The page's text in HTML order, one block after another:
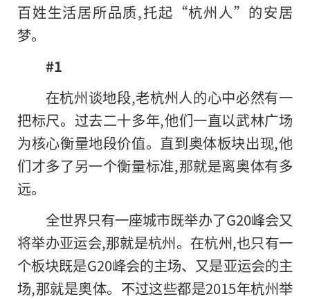
百姓生活居所品质,托起“杭州人”的安居
梦。
#1
在杭州谈地段,老杭州人的心中必然有一
把标尺。过去二十多年,他们一直以武林广场
为核心衡量地段价值。直到奥体板块出现,他
们才多了另一个衡量标准,那就是离奥体有多
远。
全世界只有一座城市既举办了G20峰会又
将举办亚运会,那就是杭州。在杭州,也只有一
个板块既是G20峰会的主场、又是亚运会的主
场,那就是奥体。不过这些都是2015年杭州举